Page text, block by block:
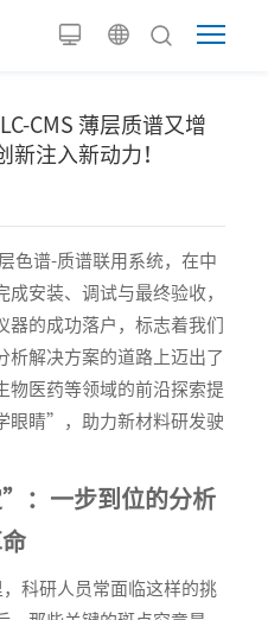
CMS 薄层质谱又增
新注入新动力！
色谱-质谱联用系统，在中
安装、调试与最终验收，
器的成功落户，标志着我们
析解决方案的道路上迈出了
物医药等领域的前沿探索提
眼睛”，助力新材料研发驶
一步到位的分析
科研人员常面临这样的挑